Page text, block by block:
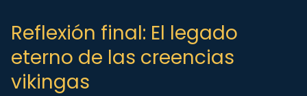
Reflexión final: El legado
eterno de las creencias
vikingas